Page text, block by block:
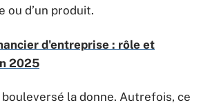
ou d’un produit.
d'entreprise : rôle et
2025
la donne. Autrefois, ce